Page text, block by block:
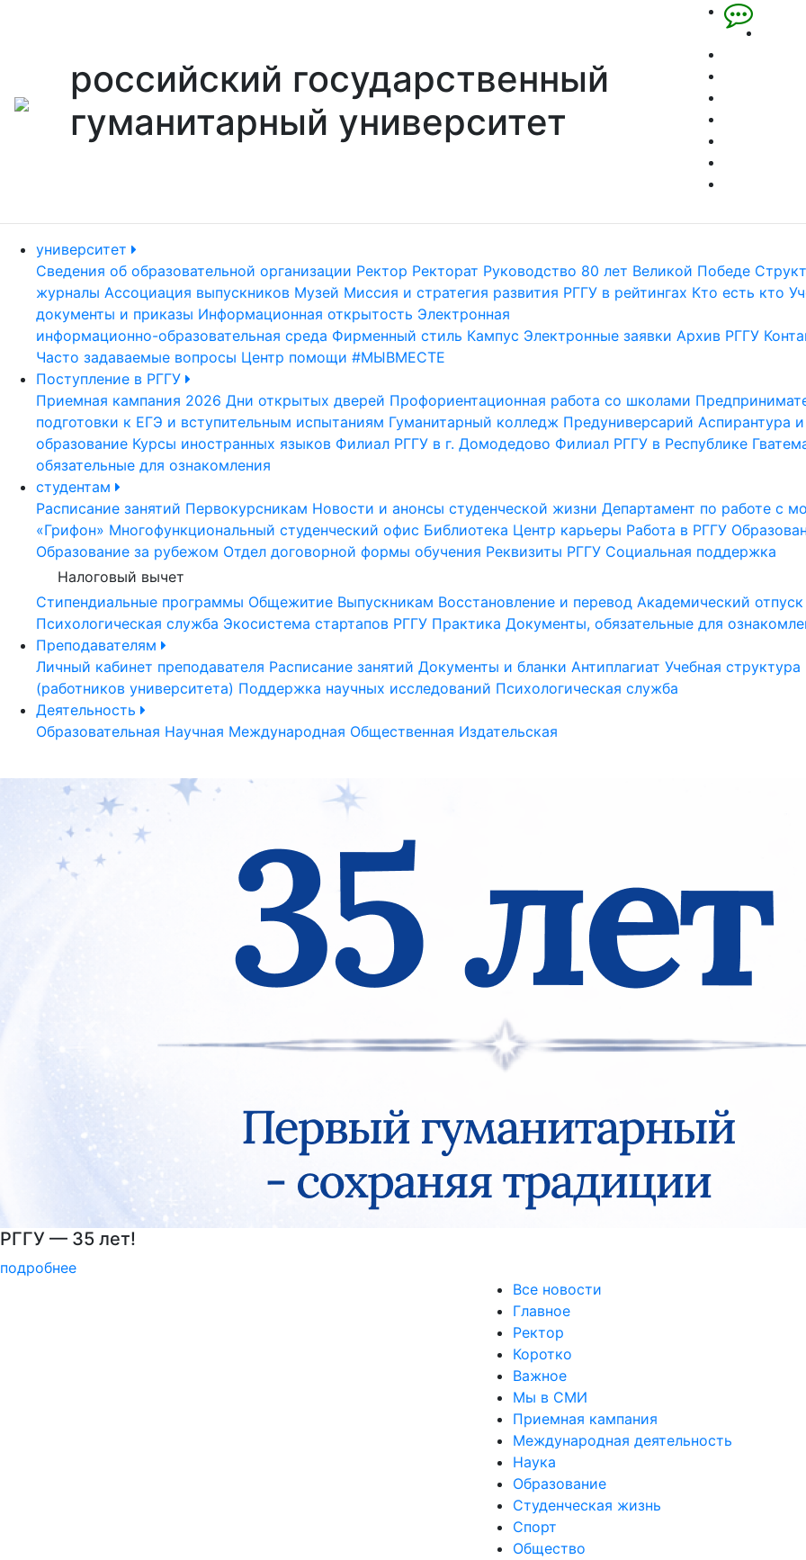
российский государственный
гуманитарный университет
университет
Сведения об образовательной организации Ректор Ректорат Руководство 80 лет Великой Победе
журналы Ассоциация выпускников Музей Миссия и стратегия развития РГГУ в рейтингах Кто есть кто
документы и приказы Информационная открытость Электронная
информационно-образовательная среда Фирменный стиль Кампус Электронные заявки Архив РГГУ
Часто задаваемые вопросы Центр помощи #МЫВМЕСТЕ
Поступление в РГГУ
Приемная кампания 2026 Дни открытых дверей Профориентационная работа со школами
подготовки к ЕГЭ и вступительным испытаниям Гуманитарный колледж Предуниверсарий Аспирантура
образование Курсы иностранных языков Филиал РГГУ в г. Домодедово Филиал РГГУ в Республике
обязательные для ознакомления
студентам
Расписание занятий Первокурсникам Новости и анонсы студенческой жизни Департамент по работе с
«Грифон» Многофункциональный студенческий офис Библиотека Центр карьеры Работа в РГГУ
Образование за рубежом Отдел договорной формы обучения Реквизиты РГГУ Социальная поддержка
Налоговый вычет
Стипендиальные программы Общежитие Выпускникам Восстановление и перевод Академический отпуск
Психологическая служба Экосистема стартапов РГГУ Практика Документы, обязательные для
Преподавателям
Личный кабинет преподавателя Расписание занятий Документы и бланки Антиплагиат Учебная структура
(работников университета) Поддержка научных исследований Психологическая служба
Деятельность
Образовательная Научная Международная Общественная Издательская
Подготовительные курсы к ЕГЭ
подробнее
Все новости
Главное
Ректор
Коротко
Важное
Мы в СМИ
Приемная кампания
Международная деятельность
Наука
Образование
Студенческая жизнь
Спорт
Общество